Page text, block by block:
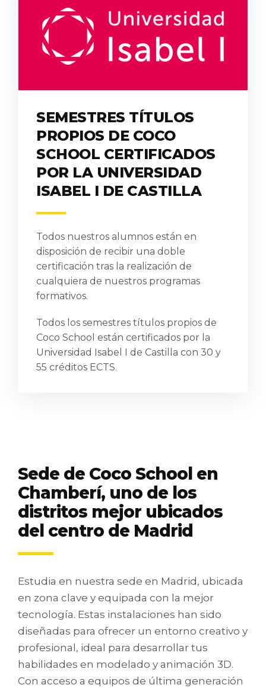
SEMESTRES TÍTULOS
PROPIOS DE COCO
SCHOOL CERTIFICADOS
POR LA UNIVERSIDAD
ISABEL I DE CASTILLA
Todos nuestros alumnos están en
disposición de recibir una doble
certificación tras la realización de
cualquiera de nuestros programas
formativos.
Todos los semestres títulos propios de
Coco School están certificados por la
Universidad Isabel I de Castilla con 30 y
55 créditos ECTS.
Sede de Coco School en
Chamberí, uno de los
distritos mejor ubicados
del centro de Madrid
Estudia en nuestra sede en Madrid, ubicada
en zona clave y equipada con la mejor
tecnología. Estas instalaciones han sido
diseñadas para ofrecer un entorno creativo y
profesional, ideal para desarrollar tus
habilidades en modelado y animación 3D.
Con acceso a equipos de última generación